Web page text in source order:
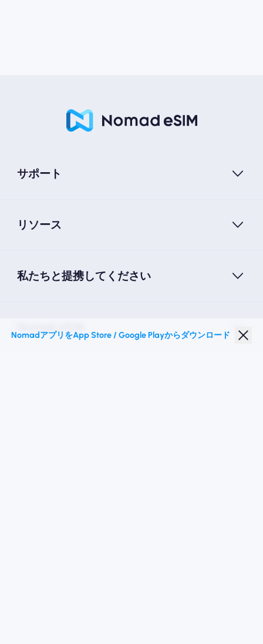
サポート
リソース
私たちと提携してください
NomadアプリをApp Store / Google Playからダウンロード